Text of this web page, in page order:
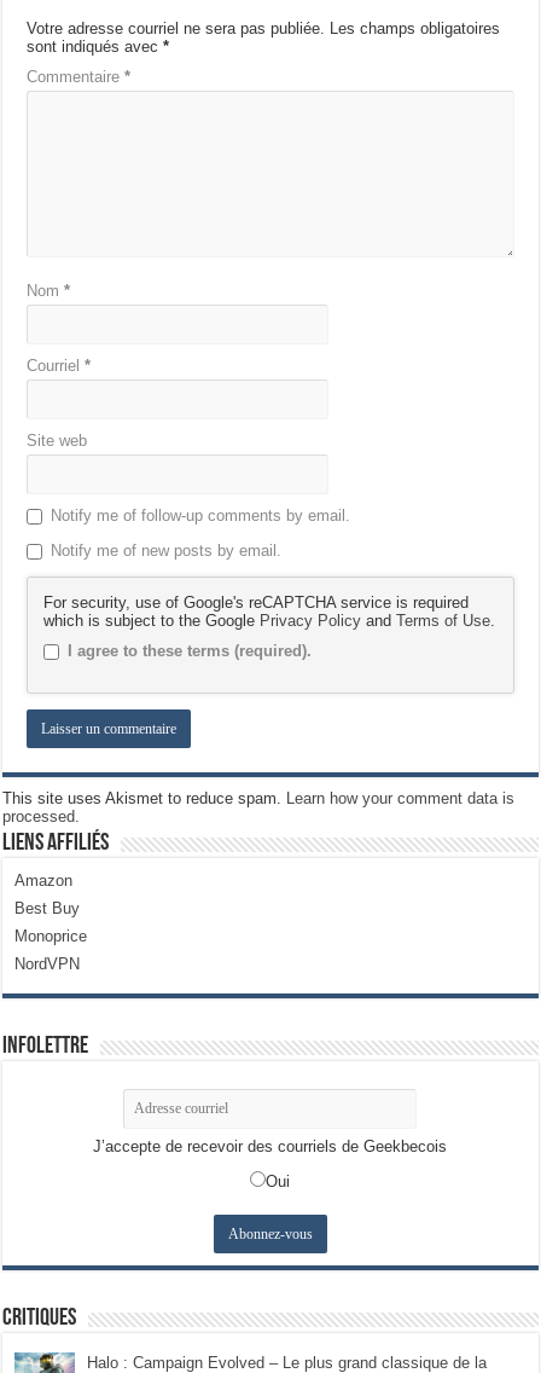
Votre adresse courriel ne sera pas publiée.
Les champs obligatoires
sont indiqués avec*
Commentaire*
Nom*
Courriel*
Site web
Notify me of follow-up comments by email.
Notify me of new posts by email.
For security, use of Google's reCAPTCHA service is required
which is subject to the Google Privacy Policy andTerms of Use
I agree to these terms (required).
This site uses Akismet to reduce spam.
Learn how your comment data is
processed.
Liens Affiliés
Amazon
Best Buy
Monoprice
NordVPN
Infolettre
J’accepte de recevoir des courriels de Geekbecois
Oui
Critiques
Halo : Campaign Evolved – Le plus grand classique de la